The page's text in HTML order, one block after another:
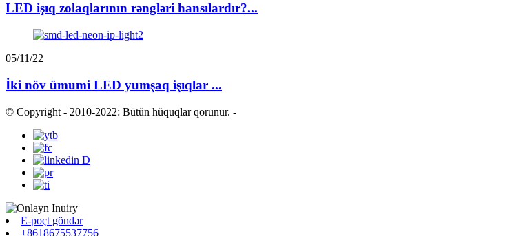
LED işıq zolaqlarının rəngləri hansılardır?...
05/11/22
İki növ ümumi LED yumşaq işıqlar ...
© Copyright - 2010-2022: Bütün hüquqlar qorunur. -
E-poçt göndər
+8618675537756